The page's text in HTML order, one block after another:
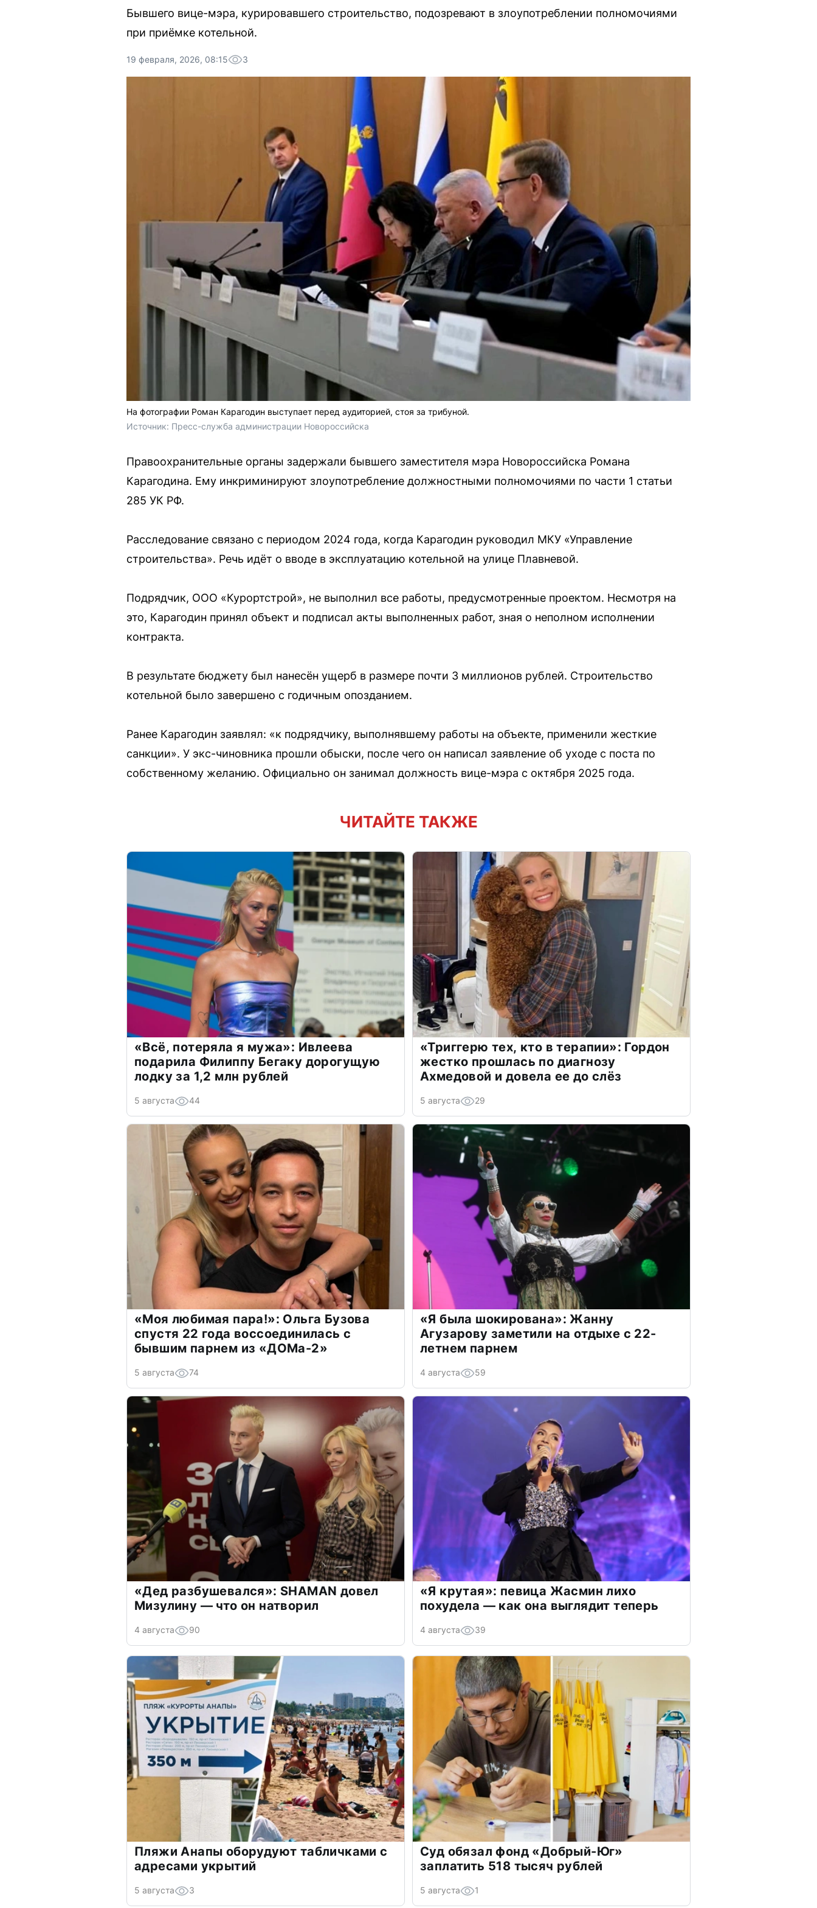
Бывшего вице-мэра, курировавшего строительство, подозревают в злоупотреблении полномочиями
при приёмке котельной.
19 февраля, 2026, 08:15 3
На фотографии Роман Карагодин выступает перед аудиторией, стоя за трибуной.
Источник: Пресс-служба администрации Новороссийска
Правоохранительные органы задержали бывшего заместителя мэра Новороссийска Романа
Карагодина. Ему инкриминируют злоупотребление должностными полномочиями по части 1 статьи
285 УК РФ.
Расследование связано с периодом 2024 года, когда Карагодин руководил МКУ «Управление
строительства». Речь идёт о вводе в эксплуатацию котельной на улице Плавневой.
Подрядчик, ООО «Курортстрой», не выполнил все работы, предусмотренные проектом. Несмотря на
это, Карагодин принял объект и подписал акты выполненных работ, зная о неполном исполнении
контракта.
В результате бюджету был нанесён ущерб в размере почти 3 миллионов рублей. Строительство
котельной было завершено с годичным опозданием.
Ранее Карагодин заявлял: «к подрядчику, выполнявшему работы на объекте, применили жесткие
санкции». У экс-чиновника прошли обыски, после чего он написал заявление об уходе с поста по
собственному желанию. Официально он занимал должность вице-мэра с октября 2025 года.
ЧИТАЙТЕ ТАКЖЕ
«Всё, потеряла я мужа»: Ивлеева
подарила Филиппу Бегаку дорогущую
лодку за 1,2 млн рублей
5 августа 44
«Триггерю тех, кто в терапии»: Гордон
жестко прошлась по диагнозу
Ахмедовой и довела ее до слёз
5 августа 29
«Моя любимая пара!»: Ольга Бузова
спустя 22 года воссоединилась с
бывшим парнем из «ДОМа-2»
5 августа 74
«Я была шокирована»: Жанну
Агузарову заметили на отдыхе с 22-
летнем парнем
4 августа 59
«Дед разбушевался»: SHAMAN довел
Мизулину — что он натворил
4 августа 90
«Я крутая»: певица Жасмин лихо
похудела — как она выглядит теперь
4 августа 39
Пляжи Анапы оборудуют табличками с
адресами укрытий
5 августа 3
Суд обязал фонд «Добрый-Юг»
заплатить 518 тысяч рублей
5 августа 1